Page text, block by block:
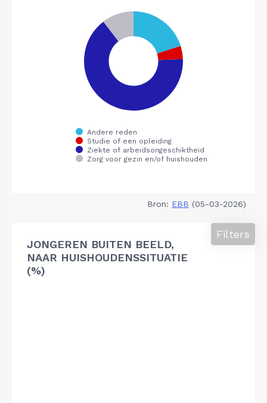
Bron: EBB (05-03-2026)
JONGEREN BUITEN BEELD,
NAAR HUISHOUDENSSITUATIE
(%)
Filters